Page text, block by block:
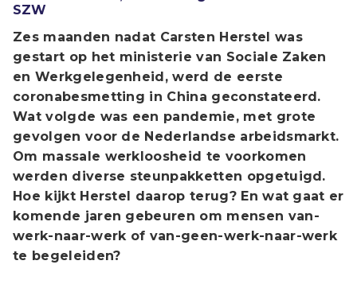
SZW
Zes maanden nadat Carsten Herstel was
gestart op het ministerie van Sociale Zaken
en Werkgelegenheid, werd de eerste
coronabesmetting in China geconstateerd.
Wat volgde was een pandemie, met grote
gevolgen voor de Nederlandse arbeidsmarkt.
Om massale werkloosheid te voorkomen
werden diverse steunpakketten opgetuigd.
Hoe kijkt Herstel daarop terug? En wat gaat er
komende jaren gebeuren om mensen van-
werk-naar-werk of van-geen-werk-naar-werk
te begeleiden?